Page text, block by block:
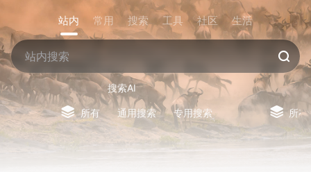
站内 常用 搜索 工具 社区 生活
搜索AI
所有 通用搜索 专用搜索 所有